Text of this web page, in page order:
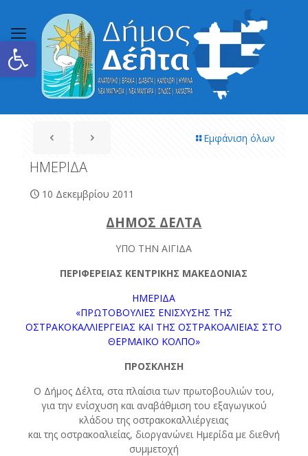
Ανοίξτε τη γραμμή εργαλείων
Εμφάνιση όλων
ΗΜΕΡΙΔΑ
10 Δεκεμβρίου 2011
ΔΗΜΟΣ ΔΕΛΤΑ
ΥΠΟ ΤΗΝ ΑΙΓΙΔΑ
ΠΕΡΙΦΕΡΕΙΑΣ ΚΕΝΤΡΙΚΗΣ ΜΑΚΕΔΟΝΙΑΣ
ΗΜΕΡΙΔΑ
«ΠΡΩΤΟΒΟΥΛΙΕΣ ΕΝΙΣΧΥΣΗΣ ΤΗΣ
ΟΣΤΡΑΚΟΚΑΛΛΙΕΡΓΕΙΑΣ ΚΑΙ ΤΗΣ ΟΣΤΡΑΚΟΑΛΙΕΙΑΣ ΣΤΟ
ΘΕΡΜΑΪΚΟ ΚΟΛΠΟ»
ΠΡΟΣΚΛΗΣΗ
Ο Δήμος Δέλτα, στα πλαίσια των πρωτοβουλιών του,
για την ενίσχυση και αναβάθμιση του εξαγωγικού
κλάδου της οστρακοκαλλιέργειας
και της οστρακοαλιείας, διοργανώνει Ημερίδα με διεθνή
συμμετοχή